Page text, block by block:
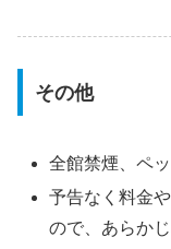
その他
全館禁煙、ペ
予告なく料金
ので、あらか